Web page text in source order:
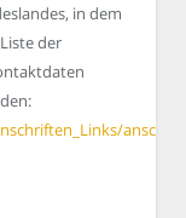
in dem
der